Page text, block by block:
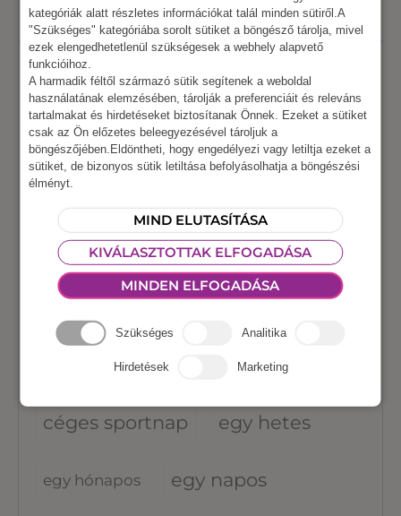
Termék címkék
aktív csapatépítés babzsák beltéri csapatépítés
beltéri eszköz beltéri rendezvényeszköz
beltéri röplabda állvány családi kalandjáték
családi nap csapatépítés
curling
céges egészségnap
céges sportnap egy hetes
egy hónapos egy napos
kategóriák alatt részletes információkat talál minden sütiről.A
"Szükséges" kategóriába sorolt sütiket a böngésző tárolja, mivel
ezek elengedhetetlenül szükségesek a webhely alapvető
funkcióihoz.
A harmadik féltől származó sütik segítenek a weboldal
használatának elemzésében, tárolják a preferenciáit és releváns
tartalmakat és hirdetéseket biztosítanak Önnek. Ezeket a sütiket
csak az Ön előzetes beleegyezésével tároljuk a
böngészőjében.Eldöntheti, hogy engedélyezi vagy letiltja ezeket a
sütiket, de bizonyos sütik letiltása befolyásolhatja a böngészési
élményt.
MIND ELUTASÍTÁSA
KIVÁLASZTOTTAK ELFOGADÁSA
MINDEN ELFOGADÁSA
Szükséges Analitika
Hirdetések Marketing